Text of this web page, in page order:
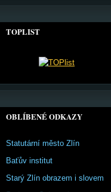
TOPLIST
OBLÍBENÉ ODKAZY
Statutární město Zlín
Baťův institut
Starý Zlín obrazem i slovem